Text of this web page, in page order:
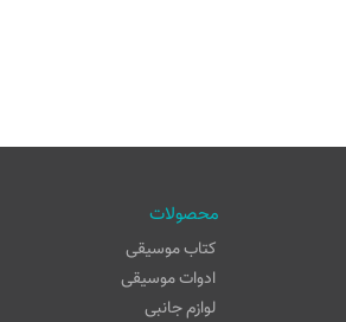
محصولات
کتاب موسیقی
ادوات موسیقی
لوازم جانبی